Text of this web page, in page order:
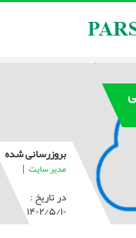
بروزرسانی شده
مدیر سایت |
در تاریخ :
۱۴۰۲/۵/۱۰